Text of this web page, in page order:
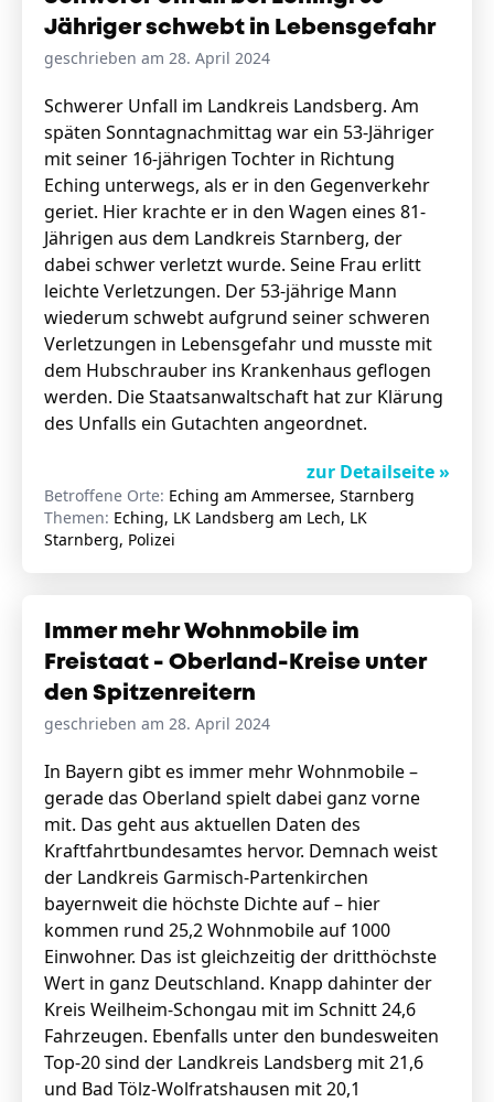
Jähriger schwebt in Lebensgefahr
geschrieben am 28. April 2024
Schwerer Unfall im Landkreis Landsberg. Am
späten Sonntagnachmittag war ein 53-Jähriger
mit seiner 16-jährigen Tochter in Richtung
Eching unterwegs, als er in den Gegenverkehr
geriet. Hier krachte er in den Wagen eines 81-
Jährigen aus dem Landkreis Starnberg, der
dabei schwer verletzt wurde. Seine Frau erlitt
leichte Verletzungen. Der 53-jährige Mann
wiederum schwebt aufgrund seiner schweren
Verletzungen in Lebensgefahr und musste mit
dem Hubschrauber ins Krankenhaus geflogen
werden. Die Staatsanwaltschaft hat zur Klärung
des Unfalls ein Gutachten angeordnet.
zur Detailseite »
Betroffene Orte: Eching am Ammersee, Starnberg
Themen: Eching, LK Landsberg am Lech, LK
Starnberg, Polizei
Immer mehr Wohnmobile im
Freistaat - Oberland-Kreise unter
den Spitzenreitern
geschrieben am 28. April 2024
In Bayern gibt es immer mehr Wohnmobile –
gerade das Oberland spielt dabei ganz vorne
mit. Das geht aus aktuellen Daten des
Kraftfahrtbundesamtes hervor. Demnach weist
der Landkreis Garmisch-Partenkirchen
bayernweit die höchste Dichte auf – hier
kommen rund 25,2 Wohnmobile auf 1000
Einwohner. Das ist gleichzeitig der dritthöchste
Wert in ganz Deutschland. Knapp dahinter der
Kreis Weilheim-Schongau mit im Schnitt 24,6
Fahrzeugen. Ebenfalls unter den bundesweiten
Top-20 sind der Landkreis Landsberg mit 21,6
und Bad Tölz-Wolfratshausen mit 20,1